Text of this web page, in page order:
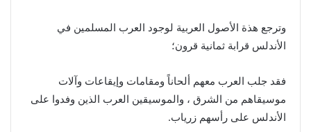
وترجع هذة الأصول العربية لوجود العرب المسلمين في
الأندلس قرابة ثمانية قرون؛
فقد جلب العرب معهم ألحاناً ومقامات وإيقاعات وآلات
موسيقاهم من الشرق ، والموسيقين العرب الذين وفدوا على
الأندلس على رأسهم زرياب.